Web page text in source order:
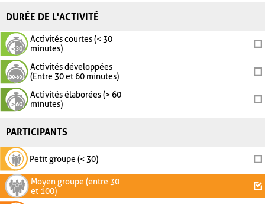
DURÉE DE L'ACTIVITÉ
Activités courtes (< 30
minutes)
Activités développées
(Entre 30 et 60 minutes)
Activités élaborées (> 60
minutes)
PARTICIPANTS
Petit groupe (< 30)
Moyen groupe (entre 30
et 100)